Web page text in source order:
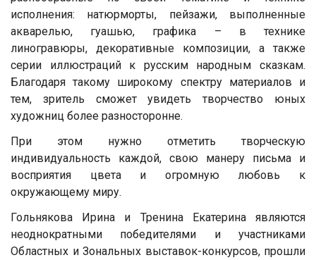
исполнения: натюрморты, пейзажи, выполненные
акварелью, гуашью, графика – в технике
линогравюры, декоративные композиции, а также
серии иллюстраций к русским народным сказкам.
Благодаря такому широкому спектру материалов и
тем, зритель сможет увидеть творчество юных
художниц более разносторонне.
При этом нужно отметить творческую
индивидуальность каждой, свою манеру письма и
восприятия цвета и огромную любовь к
окружающему миру.
Гольнякова Ирина и Тренина Екатерина являются
неоднократными победителями и участниками
Областных и Зональных выставок-конкурсов, прошли